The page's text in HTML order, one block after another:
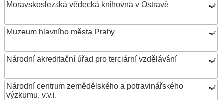
Moravskoslezská vědecká knihovna v Ostravě
Muzeum hlavního města Prahy
Národní akreditační úřad pro terciární vzdělávání
Národní centrum zemědělského a potravinářského
výzkumu, v.v.i.